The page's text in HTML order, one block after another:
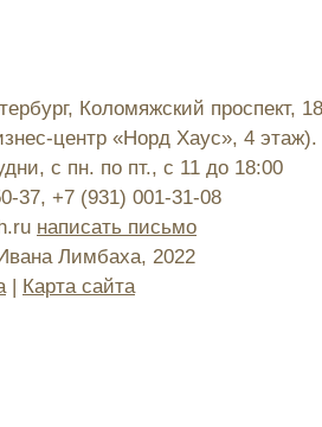
Коломяжский
центр «Норд Хаус», 4 этаж).
с пн. по пт., с 11 до 18:00
37, +7 (931) 001-31-08
написать письмо
Лимбаха, 2022
| Карта сайта